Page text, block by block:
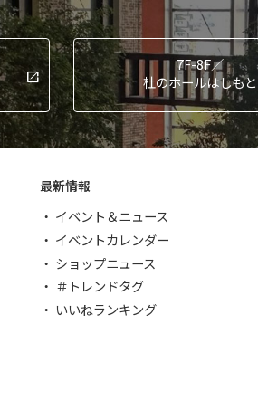
7F-8F／
杜のホールはしもと
最新情報
イベント＆ニュース
イベントカレンダー
ショップニュース
＃トレンドタグ
いいねランキング